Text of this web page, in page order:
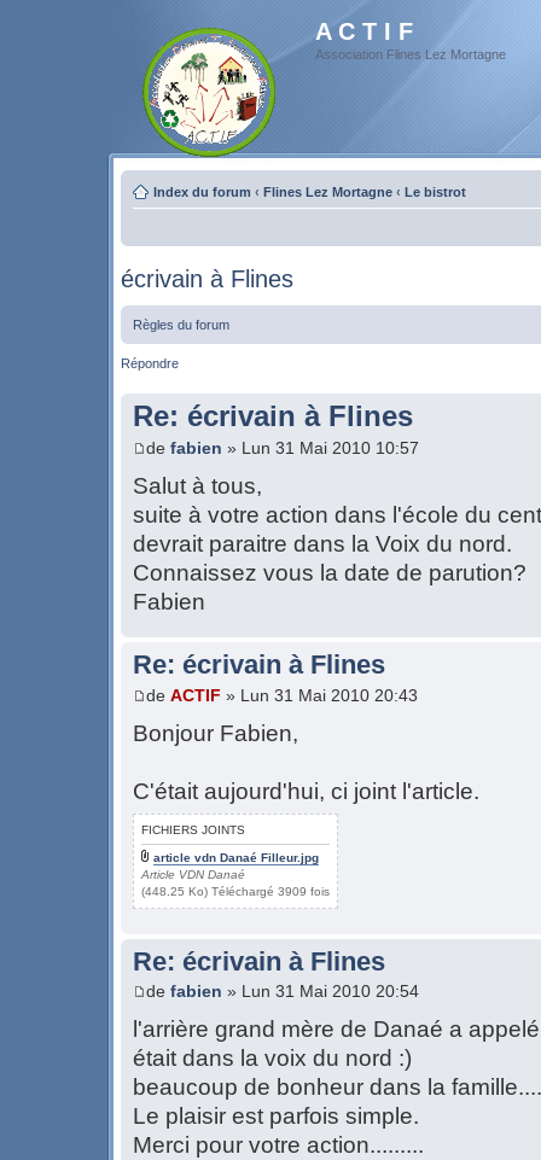
A C T I F
Association Flines Lez Mortagne
Index du forum ‹ Flines Lez Mortagne ‹ Le bistrot
écrivain à Flines
Règles du forum
Répondre
Re: écrivain à Flines
de fabien » Lun 31 Mai 2010 10:57
Salut à tous,
suite à votre action dans l'école du
devrait paraitre dans la Voix du nord.
Connaissez vous la date de parution?
Fabien
Re: écrivain à Flines
de ACTIF » Lun 31 Mai 2010 20:43
Bonjour Fabien,
C'était aujourd'hui, ci joint l'article.
FICHIERS JOINTS
article vdn Danaé Filleur.jpg
Article VDN Danaé
(448.25 Ko) Téléchargé 3909 fois
Re: écrivain à Flines
de fabien » Lun 31 Mai 2010 20:54
l'arrière grand mère de Danaé a
était dans la voix du nord :)
beaucoup de bonheur dans la
Le plaisir est parfois simple.
Merci pour votre action.........